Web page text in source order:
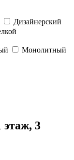
Дизайнерский
Монолитный
этаж, 3